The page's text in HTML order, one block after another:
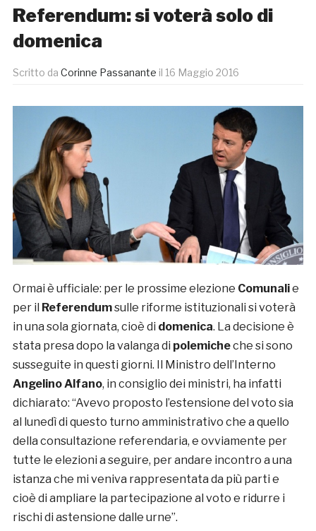
Referendum: si voterà solo di
domenica
Scritto da Corinne Passanante il 16 Maggio 2016
Ormai è ufficiale: per le prossime elezione Comunalie
per il Referendumsulle riforme istituzionali si voterà
in una sola giornata, cioè di domenica. La decisione è
stata presa dopo la valanga di polemicheche si sono
susseguite in questi giorni. Il Ministro dell’Interno
Angelino Alfano, in consiglio dei ministri, ha infatti
dichiarato: “Avevo proposto l’estensione del voto sia
al lunedì di questo turno amministrativo che a quello
della consultazione referendaria, e ovviamente per
tutte le elezioni a seguire, per andare incontro a una
istanza che mi veniva rappresentata da più parti e
cioè di ampliare la partecipazione al voto e ridurre i
rischi di astensione dalle urne”.